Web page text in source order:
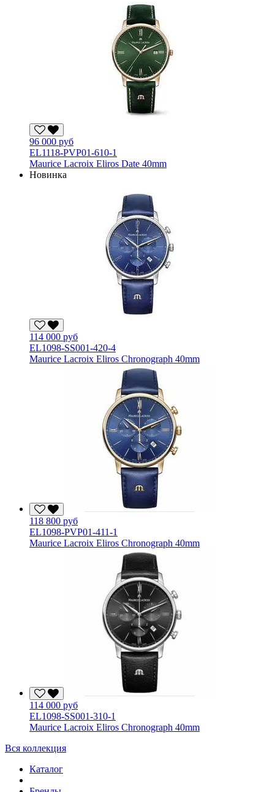
96 000 руб
EL1118-PVP01-610-1
Maurice Lacroix Eliros Date 40mm
Новинка
114 000 руб
EL1098-SS001-420-4
Maurice Lacroix Eliros Chronograph 40mm
118 800 руб
EL1098-PVP01-411-1
Maurice Lacroix Eliros Chronograph 40mm
114 000 руб
EL1098-SS001-310-1
Maurice Lacroix Eliros Chronograph 40mm
Вся коллекция
Каталог